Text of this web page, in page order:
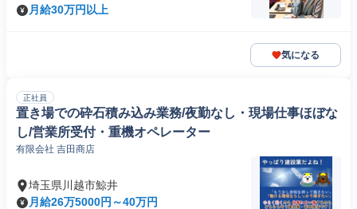
月給30万円以上
気になる
正社員
置き場での砕石積み込み業務/夜勤なし・現場仕事ほぼな
し/営業所受付・重機オペレーター
有限会社 吉田商店
埼玉県川越市鯨井
月給26万5000円～40万円